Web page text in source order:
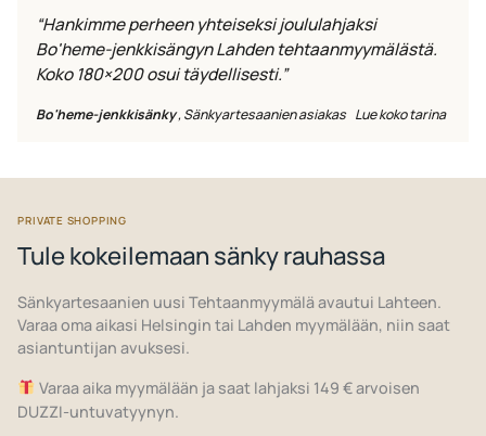
“Hankimme perheen yhteiseksi joululahjaksi
Bo'heme-jenkkisängyn Lahden tehtaanmyymälästä.
Koko 180×200 osui täydellisesti.”
Bo'heme-jenkkisänky, Sänkyartesaanien asiakas Lue koko tarina
PRIVATE SHOPPING
Tule kokeilemaan sänky rauhassa
Sänkyartesaanien uusi Tehtaanmyymälä avautui Lahteen.
Varaa oma aikasi Helsingin tai Lahden myymälään, niin saat
asiantuntijan avuksesi.
Varaa aika myymälään ja saat lahjaksi 149 € arvoisen
DUZZI-untuvatyynyn.